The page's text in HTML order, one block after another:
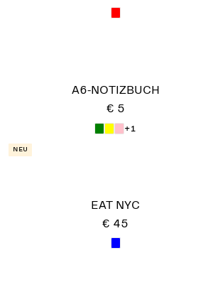
A6-NOTIZBUCH
€ 5
+1
Neu
EAT NYC
€ 45